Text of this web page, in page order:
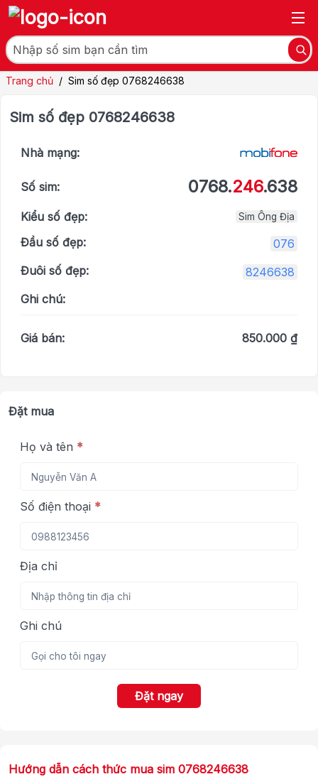
Trang chủ / Sim số đẹp 0768246638
Sim số đẹp 0768246638
Nhà mạng:
Số sim: 0768.246.638
Kiểu số đẹp: Sim Ông Địa
Đầu số đẹp:
076
Đuôi số đẹp:
8246638
Ghi chú:
Giá bán: 850.000 ₫
Đặt mua
Họ và tên *
Số điện thoại *
Địa chỉ
Ghi chú
Đặt ngay
Hướng dẫn cách thức mua sim 0768246638